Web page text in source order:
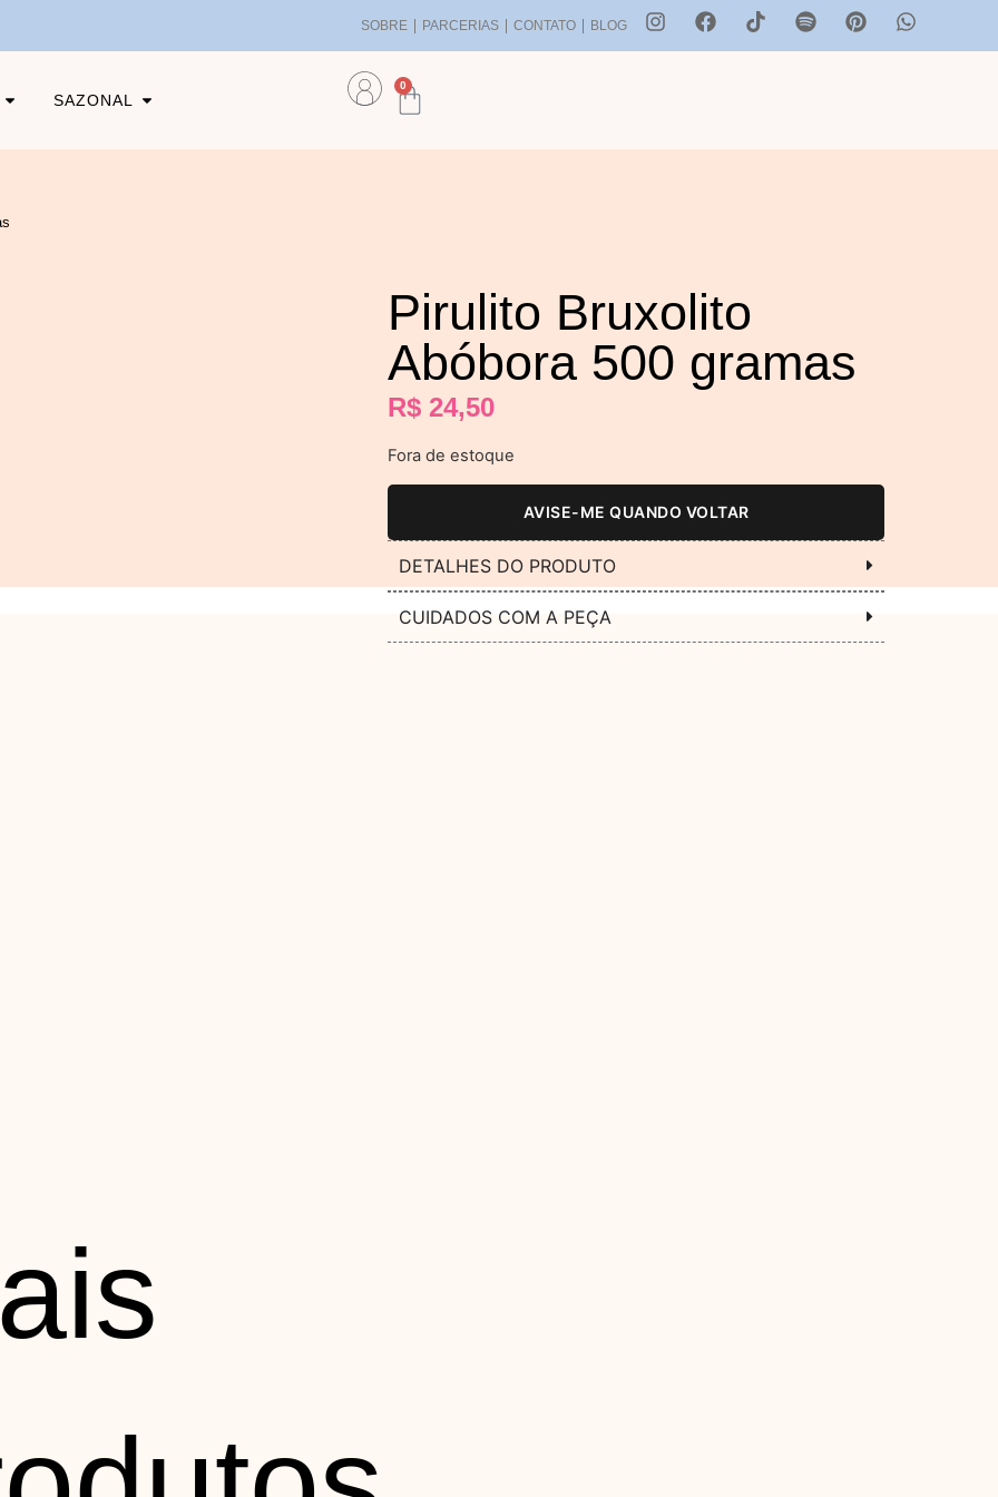
SOBRE PARCERIAS CONTATO BLOG
SAZONAL
0
Pirulito Bruxolito
Abóbora 500 gramas
R$ 24,50
Fora de estoque
AVISE-ME QUANDO VOLTAR
DETALHES DO PRODUTO
CUIDADOS COM A PEÇA